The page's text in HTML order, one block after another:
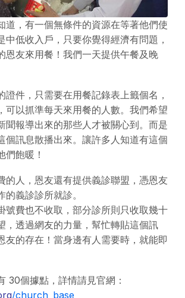
道，有一個無條件的資源在等著他們使
中低收入戶，只要你覺得經濟有問題，
恩友來用餐！我們一天提供午餐及晚
證件，只需要在用餐記錄表上籤個名，
可以抓準每天來用餐的人數。我們希望
聞報導出來的那些人才被關心到。而是
訊息散播出來。 讓許多人知道有這個
們飽暖！
的人，恩友還有提供義診聯盟，憑恩友
義診診所就診。
號費也不收取，部分診所則只收取幾十
，透過網友的力量，幫忙轉貼這個訊
友的存在！當身邊有人需要時，就能即
30個據點，詳情請見官網：
/church_base